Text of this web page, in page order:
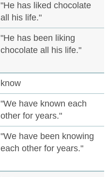
"He has liked chocolate
all his life."
"He has been liking
chocolate all his life."
know
"We have known each
other for years."
"We have been knowing
each other for years."